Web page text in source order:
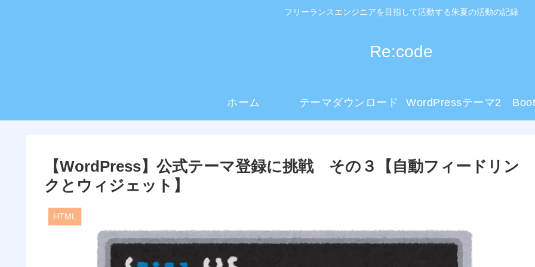
フリーランスエンジニアを目指して活動する朱夏の活動の記録
Re:code
ホーム テーマダウンロード WordPressテーマ2
【WordPress】公式テーマ登録に挑戦 その３【自動フィードリン
クとウィジェット】
HTML